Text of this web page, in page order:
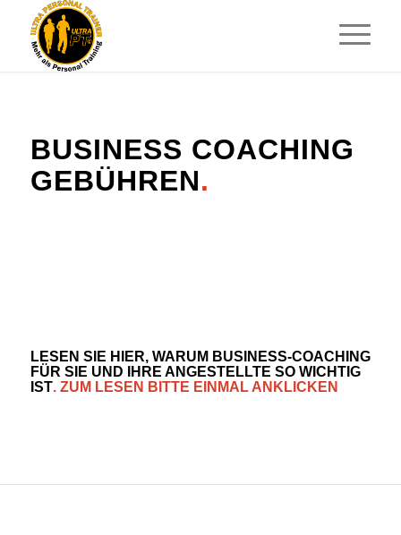
BUSINESS COACHING
GEBÜHREN.
LESEN SIE HIER, WARUM BUSINESS-COACHING
FÜR SIE UND IHRE ANGESTELLTE SO WICHTIG
IST. ZUM LESEN BITTE EINMAL ANKLICKEN